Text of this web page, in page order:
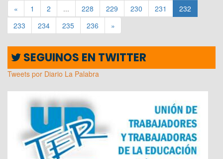
« 1 2 ... 228 229 230 231
232
233
234 235 236 »
SEGUINOS EN TWITTER
Tweets por Diario La Palabra